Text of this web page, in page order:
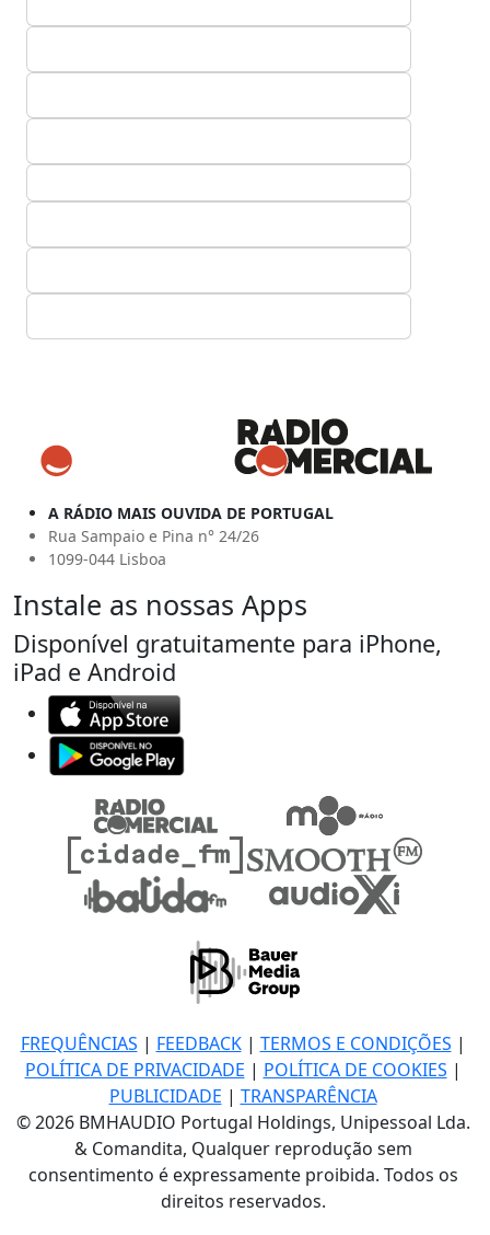
A RÁDIO MAIS OUVIDA DE PORTUGAL
Rua Sampaio e Pina n° 24/26
1099-044 Lisboa
Instale as nossas Apps
Disponível gratuitamente para iPhone,
iPad e Android
FREQUÊNCIAS | FEEDBACK| TERMOS E CONDIÇÕES |
POLÍTICA DE PRIVACIDADE | POLÍTICA DE COOKIES |
PUBLICIDADE | TRANSPARÊNCIA
© 2026 BMHAUDIO Portugal Holdings, Unipessoal Lda.
& Comandita, Qualquer reprodução sem
consentimento é expressamente proibida. Todos os
direitos reservados.